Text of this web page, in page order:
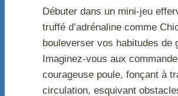
Débuter dans un mini-jeu
truffé d’adrénaline comme
bouleverser vos habitudes de
Imaginez-vous aux
courageuse poule, fonçant à
circulation, esquivant